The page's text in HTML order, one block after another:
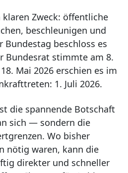
klaren Zweck: öffentliche
beschleunigen und
Bundestag beschloss es
Bundesrat stimmte am 8.
Mai 2026 erschien es im
1. Juli 2026.
die spannende Botschaft
sich — sondern die
Wo bisher
nötig waren, kann die
direkter und schneller